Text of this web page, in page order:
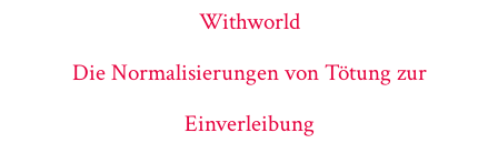
Withworld
Die Normalisierungen von Tötung zur
Einverleibung